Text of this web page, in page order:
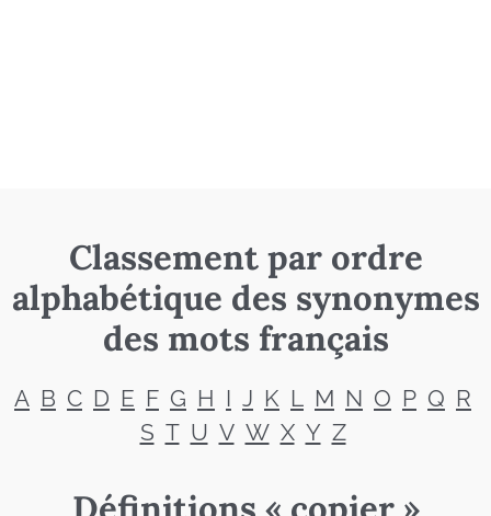
Classement par ordre
alphabétique des synonymes
des mots français
A B C D E F G H I J K L M N O P Q R
S T U V W X Y Z